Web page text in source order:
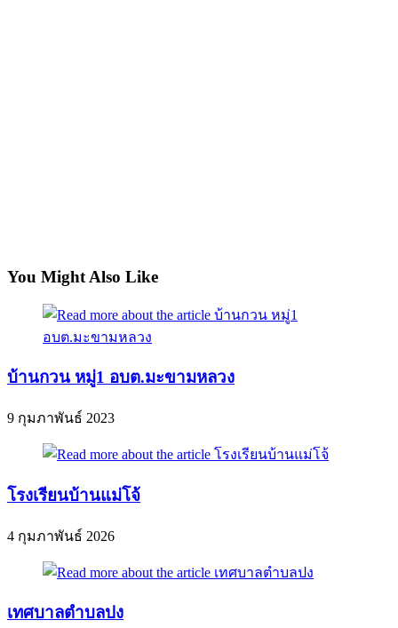
You Might Also Like
บ้านกวน หมู่1 อบต.มะขามหลวง
9 กุมภาพันธ์ 2023
โรงเรียนบ้านแม่โจ้
4 กุมภาพันธ์ 2026
เทศบาลตำบลปง